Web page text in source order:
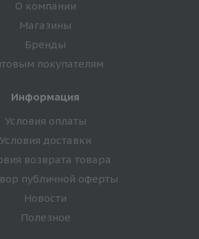
О компании
Магазины
Бренды
покупателям
Информация
Условия оплаты
Условия доставки
возврата товара
публичной оферты
Новости
Полезное